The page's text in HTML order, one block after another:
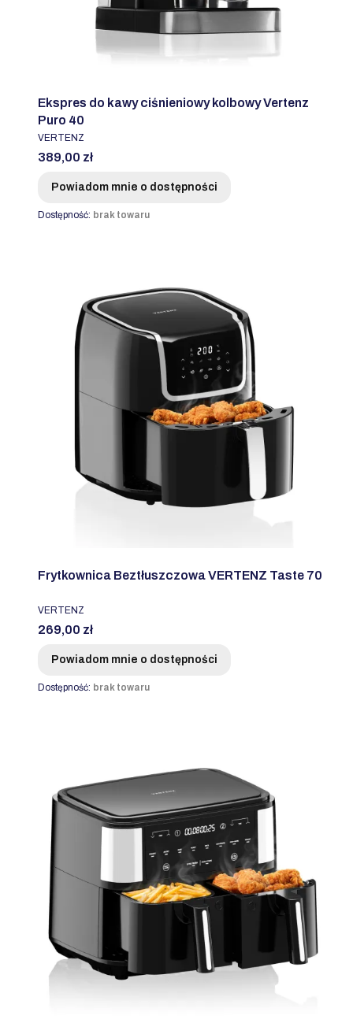
Ekspres do kawy ciśnieniowy kolbowy Vertenz
Puro 40
PRODUCENT
VERTENZ
Cena
389,00 zł
Powiadom mnie o dostępności
Dostępność: brak towaru
Frytkownica Beztłuszczowa VERTENZ Taste 70
PRODUCENT
VERTENZ
Cena
269,00 zł
Powiadom mnie o dostępności
Dostępność: brak towaru